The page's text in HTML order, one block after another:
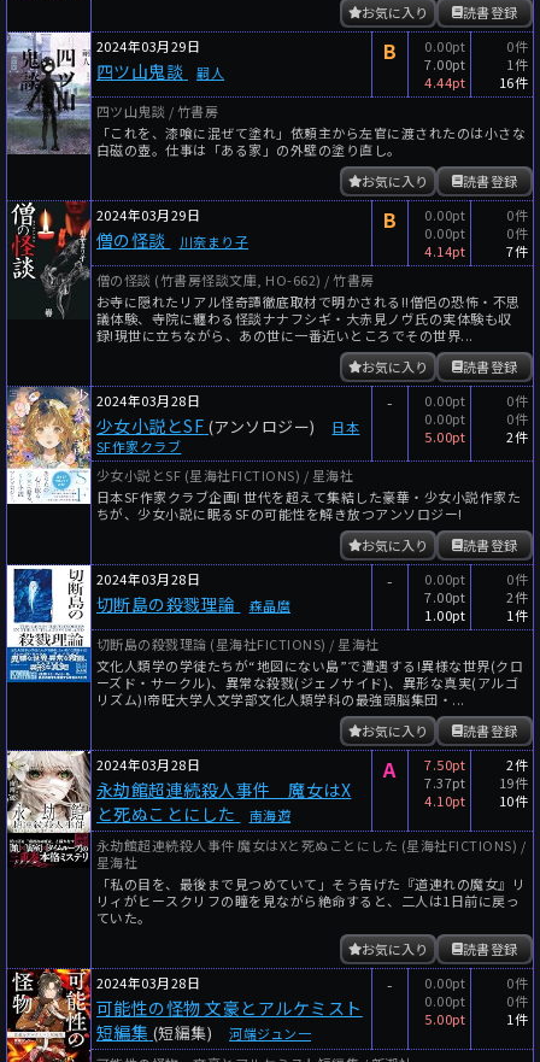
読書登録
お気に入り
2024年03月29日
四ツ山鬼談 嗣人
B
0.00pt
7.00pt
4.44pt
0件
1件
16件
四ツ山鬼談 / 竹書房
「これを、漆喰に混ぜて塗れ」依頼主から左官に渡されたのは小さな
白磁の壺。仕事は「ある家」の外壁の塗り直し。
読書登録
お気に入り
2024年03月29日
僧の怪談 川奈まり子
B
0.00pt
0.00pt
4.14pt
0件
0件
7件
僧の怪談 (竹書房怪談文庫, HO-662) / 竹書房
お寺に隠れたリアル怪奇譚徹底取材で明かされる!!僧侶の恐怖・不思
議体験、寺院に纏わる怪談ナナフシギ・大赤見ノヴ氏の実体験も収
録!現世に立ちながら、あの世に一番近いところでその世界...
読書登録
お気に入り
2024年03月28日
少女小説とSF (アンソロジー)
日本
SF作家クラブ
-
0.00pt
0.00pt
5.00pt
0件
0件
2件
少女小説とSF (星海社FICTIONS) / 星海社
日本SF作家クラブ企画! 世代を超えて集結した豪華・少女小説作家た
ちが、少女小説に眠るSFの可能性を解き放つアンソロジー!
読書登録
お気に入り
2024年03月28日
切断島の殺戮理論 森晶麿
-
0.00pt
7.00pt
1.00pt
0件
2件
1件
切断島の殺戮理論 (星海社FICTIONS) / 星海社
文化人類学の学徒たちが“地図にない島”で遭遇する!異様な世界(クロ
ーズド・サークル)、異常な殺戮(ジェノサイド)、異形な真実(アルゴ
リズム)!帝旺大学人文学部文化人類学科の最強頭脳集団・...
読書登録
お気に入り
2024年03月28日
永劫館超連続殺人事件 魔女はX
と死ぬことにした
南海遊
A
7.50pt
7.37pt
4.10pt
2件
19件
10件
永劫館超連続殺人事件 魔女はXと死ぬことにした (星海社FICTIONS) /
星海社
「私の目を、最後まで見つめていて」そう告げた『道連れの魔女』リ
リィがヒースクリフの瞳を見ながら絶命すると、二人は1日前に戻っ
ていた。
読書登録
お気に入り
2024年03月28日
可能性の怪物 文豪とアルケミスト
短編集 (短編集) 河端ジュン一
-
0.00pt
0.00pt
5.00pt
0件
0件
1件